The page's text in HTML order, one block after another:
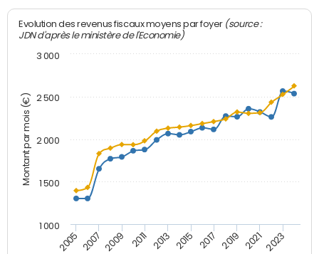
Montant par mois (€)
Evolution des revenus fiscaux moyens par foyer (source :
JDN d'après le ministère de l'Economie)
2005 2007 2009 2011 2013 2015 2017 2019 2021 2023
1 000
1 500
2 000
2 500
3 000